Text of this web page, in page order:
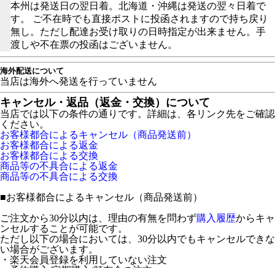
本州は発送日の翌日着。北海道・沖縄は発送の翌々日着で
す。 ご不在時でも直接ポストに投函されますので持ち戻り
無し。ただし配達お受け取りの日時指定が出来ません。手
渡しや不在票の投函はございません。
海外配送について
当店は海外へ発送を行っていません
キャンセル・返品（返金・交換）について
当店では以下の条件の通りです。詳細は、各リンク先をご確認
ください。
お客様都合によるキャンセル（商品発送前）
お客様都合による返金
お客様都合による交換
商品等の不具合による返金
商品等の不具合による交換
■お客様都合によるキャンセル（商品発送前）
ご注文から30分以内は、理由の有無を問わず購入履歴からキャ
ンセルすることが可能です。
ただし以下の場合においては、30分以内でもキャンセルできな
い場合がございます。
・楽天会員登録を利用していない注文